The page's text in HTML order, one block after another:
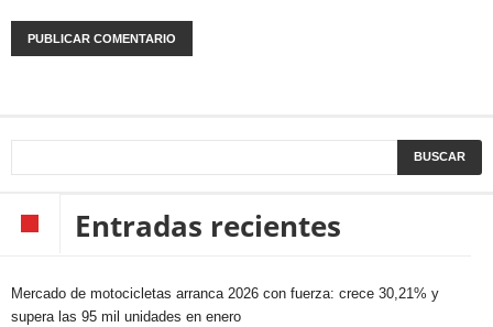
Entradas recientes
Mercado de motocicletas arranca 2026 con fuerza: crece 30,21% y
supera las 95 mil unidades en enero